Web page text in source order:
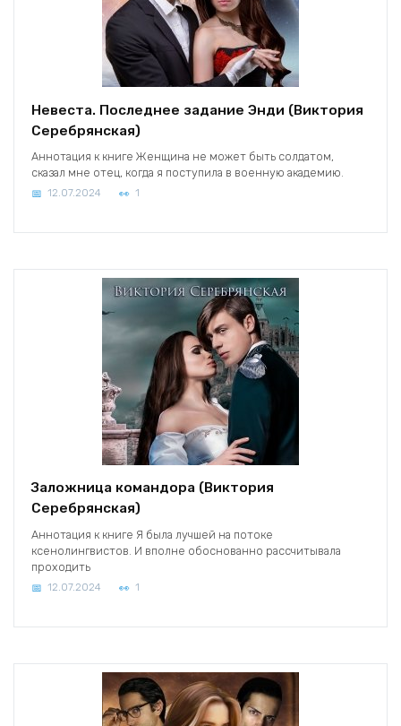
Невеста. Последнее задание Энди (Виктория
Серебрянская)
Аннотация к книге Женщина не может быть солдатом,
сказал мне отец, когда я поступила в военную академию.
12.07.2024 1
Заложница командора (Виктория
Серебрянская)
Аннотация к книге Я была лучшей на потоке
ксенолингвистов. И вполне обоснованно рассчитывала
проходить
12.07.2024 1